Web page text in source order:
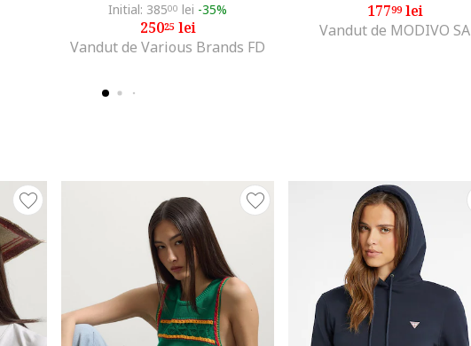
Initial: 38500 lei -35%
25025lei
Vandut de Various Brands FD
17799lei
Vandut de MODIVO SA